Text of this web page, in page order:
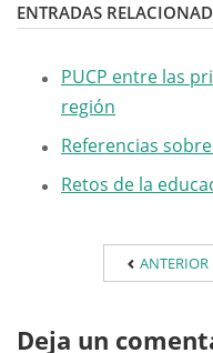
ENTRADAS
PUCP entre las
región
Referencias
Retos de la
ANTERIOR
Deja un